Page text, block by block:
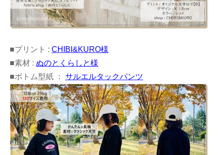
■プリント : CHIBI&KURO様
■素材 : ぬのとくらしと様
■ボトム型紙 ： サルエルタックパンツ